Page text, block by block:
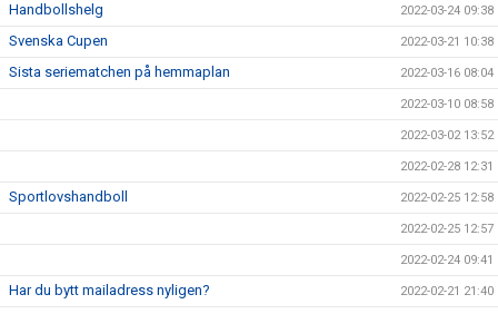
Handbollshelg 2022-03-24 09:38
Svenska Cupen 2022-03-21 10:38
Sista seriematchen på hemmaplan 2022-03-16 08:04
2022-03-10 08:58
2022-03-02 13:52
2022-02-28 12:31
Sportlovshandboll 2022-02-25 12:58
2022-02-25 12:57
2022-02-24 09:41
Har du bytt mailadress nyligen? 2022-02-21 21:40